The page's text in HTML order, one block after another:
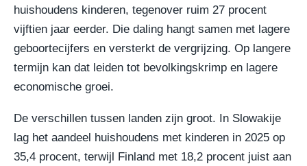
huishoudens kinderen, tegenover ruim 27 procent
vijftien jaar eerder. Die daling hangt samen met lagere
geboortecijfers en versterkt de vergrijzing. Op langere
termijn kan dat leiden tot bevolkingskrimp en lagere
economische groei.
De verschillen tussen landen zijn groot. In Slowakije
lag het aandeel huishoudens met kinderen in 2025 op
35,4 procent, terwijl Finland met 18,2 procent juist aan